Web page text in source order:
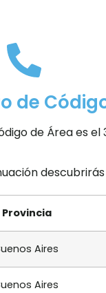
de
de Área es el
Provincia
Aires
Aires